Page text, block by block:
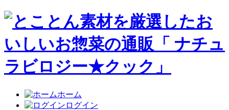
ホーム
ログイン